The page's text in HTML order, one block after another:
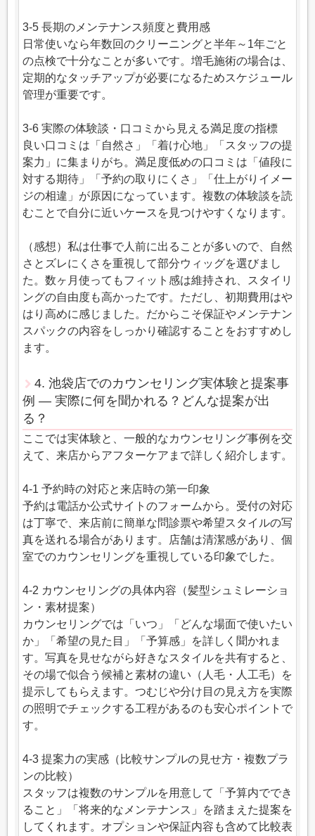
3-5 長期のメンテナンス頻度と費用感
日常使いなら年数回のクリーニングと半年～1年ごと
の点検で十分なことが多いです。増毛施術の場合は、
定期的なタッチアップが必要になるためスケジュール
管理が重要です。
3-6 実際の体験談・口コミから見える満足度の指標
良い口コミは「自然さ」「着け心地」「スタッフの提
案力」に集まりがち。満足度低めの口コミは「値段に
対する期待」「予約の取りにくさ」「仕上がりイメー
ジの相違」が原因になっています。複数の体験談を読
むことで自分に近いケースを見つけやすくなります。
（感想）私は仕事で人前に出ることが多いので、自然
さとズレにくさを重視して部分ウィッグを選びまし
た。数ヶ月使ってもフィット感は維持され、スタイリ
ングの自由度も高かったです。ただし、初期費用はや
はり高めに感じました。だからこそ保証やメンテナン
スパックの内容をしっかり確認することをおすすめし
ます。
4. 池袋店でのカウンセリング実体験と提案事
例 — 実際に何を聞かれる？どんな提案が出
る？
ここでは実体験と、一般的なカウンセリング事例を交
えて、来店からアフターケアまで詳しく紹介します。
4-1 予約時の対応と来店時の第一印象
予約は電話か公式サイトのフォームから。受付の対応
は丁寧で、来店前に簡単な問診票や希望スタイルの写
真を送れる場合があります。店舗は清潔感があり、個
室でのカウンセリングを重視している印象でした。
4-2 カウンセリングの具体内容（髪型シュミレーショ
ン・素材提案）
カウンセリングでは「いつ」「どんな場面で使いたい
か」「希望の見た目」「予算感」を詳しく聞かれま
す。写真を見せながら好きなスタイルを共有すると、
その場で似合う候補と素材の違い（人毛・人工毛）を
提示してもらえます。つむじや分け目の見え方を実際
の照明でチェックする工程があるのも安心ポイントで
す。
4-3 提案力の実感（比較サンプルの見せ方・複数プラ
ンの比較）
スタッフは複数のサンプルを用意して「予算内ででき
ること」「将来的なメンテナンス」を踏まえた提案を
してくれます。オプションや保証内容も含めて比較表